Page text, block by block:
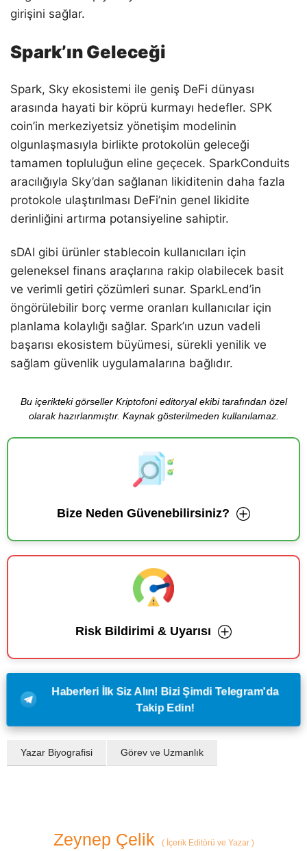
girişini sağlar.
Spark’ın Geleceği
Spark, Sky ekosistemi ile geniş DeFi dünyası
arasında hayati bir köprü kurmayı hedefler. SPK
coin’in merkeziyetsiz yönetişim modelinin
olgunlaşmasıyla birlikte protokolün geleceği
tamamen topluluğun eline geçecek. SparkConduits
aracılığıyla Sky’dan sağlanan likiditenin daha fazla
protokole ulaştırılması DeFi’nin genel likidite
derinliğini artırma potansiyeline sahiptir.
sDAI gibi ürünler stablecoin kullanıcıları için
geleneksel finans araçlarına rakip olabilecek basit
ve verimli getiri çözümleri sunar. SparkLend’in
öngörülebilir borç verme oranları kullanıcılar için
planlama kolaylığı sağlar. Spark’ın uzun vadeli
başarısı ekosistem büyümesi, sürekli yenilik ve
sağlam güvenlik uygulamalarına bağlıdır.
Bu içerikteki görseller Kriptofoni editoryal ekibi tarafından özel
olarak hazırlanmıştır. Kaynak gösterilmeden kullanılamaz.
Bize Neden Güvenebilirsiniz?
Risk Bildirimi & Uyarısı
Haberleri İlk Siz Alın! Bizi Şimdi Telegram'da
Takip Edin!
Yazar Biyografisi Görev ve Uzmanlık
Zeynep Çelik (İçerik Editörü ve Yazar )